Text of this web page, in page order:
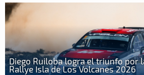
Diego Ruiloba logra el triunfo por
Rallye Isla de Los Volcanes 2026